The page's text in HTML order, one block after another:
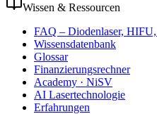
Wissen & Ressourcen
FAQ – Diodenlaser,
Wissensdatenbank
Glossar
Finanzierungsrechner
Academy · NiSV
AI Lasertechnologie
Erfahrungen